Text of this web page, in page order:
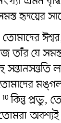
হৃদয়ের
তাঁর যে
10কিন্তু প্রভু,
অবশ্যই